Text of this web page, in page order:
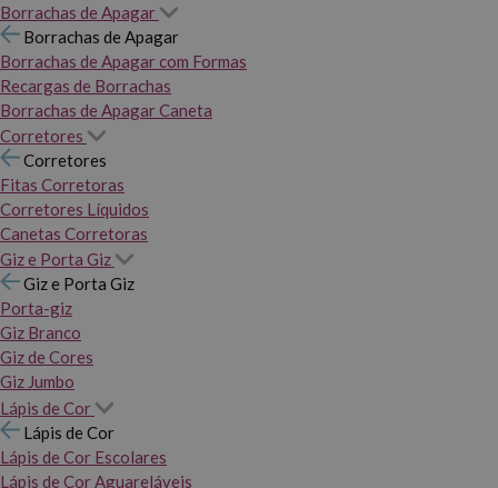
Borrachas de Apagar
Borrachas de Apagar
Borrachas de Apagar com Formas
Recargas de Borrachas
Borrachas de Apagar Caneta
Corretores
Corretores
Fitas Corretoras
Corretores Líquidos
Canetas Corretoras
Giz e Porta Giz
Giz e Porta Giz
Porta-giz
Giz Branco
Giz de Cores
Giz Jumbo
Lápis de Cor
Lápis de Cor
Lápis de Cor Escolares
Lápis de Cor Aguareláveis